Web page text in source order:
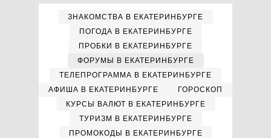
ЗНАКОМСТВА В ЕКАТЕРИНБУРГЕ
ПОГОДА В ЕКАТЕРИНБУРГЕ
ПРОБКИ В ЕКАТЕРИНБУРГЕ
ФОРУМЫ В ЕКАТЕРИНБУРГЕ
ТЕЛЕПРОГРАММА В ЕКАТЕРИНБУРГЕ
АФИША В ЕКАТЕРИНБУРГЕ
ГОРОСКОП
КУРСЫ ВАЛЮТ В ЕКАТЕРИНБУРГЕ
ТУРИЗМ В ЕКАТЕРИНБУРГЕ
ПРОМОКОДЫ В ЕКАТЕРИНБУРГЕ